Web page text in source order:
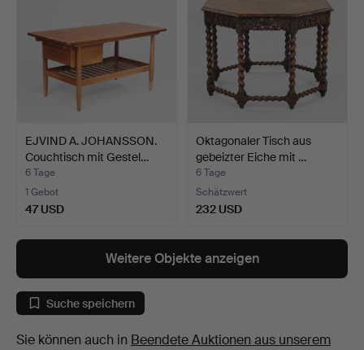
EJVIND A. JOHANSSON.
Couchtisch mit Gestel…
6 Tage
1 Gebot
47 USD
Oktagonaler Tisch aus
gebeizter Eiche mit …
6 Tage
Schätzwert
232 USD
Weitere Objekte anzeigen
Suche speichern
Sie können auch in Beendete Auktionen aus unserem